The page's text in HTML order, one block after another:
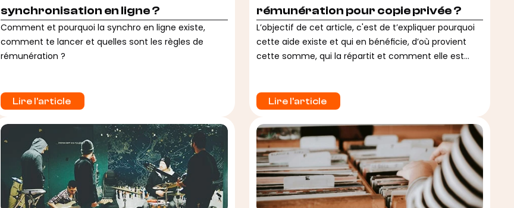
synchronisation en ligne ?
Comment et pourquoi la synchro en ligne existe,
comment te lancer et quelles sont les règles de
rémunération ?
Lire l'article
rémunération pour copie privée ?
L’objectif de cet article, c'est de t’expliquer pourquoi
cette aide existe et qui en bénéficie, d’où provient
cette somme, qui la répartit et comment elle est
Lire l'article